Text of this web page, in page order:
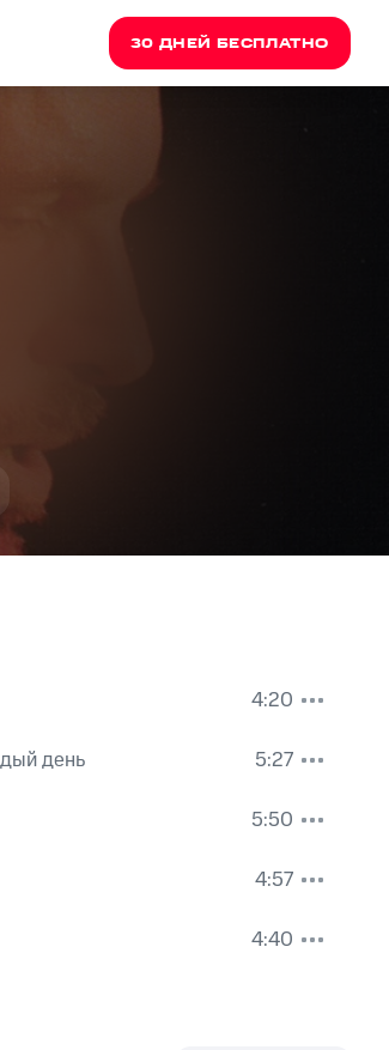
30 ДНЕЙ БЕСПЛАТНО
4:20
день
5:27
5:50
4:57
4:40